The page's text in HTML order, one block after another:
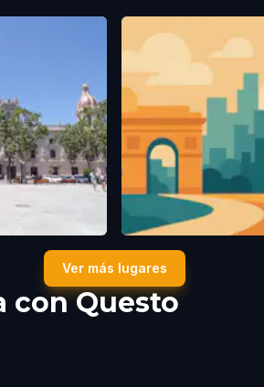
Mercat Municipal
Valencia
Ver más lugares
con Questo